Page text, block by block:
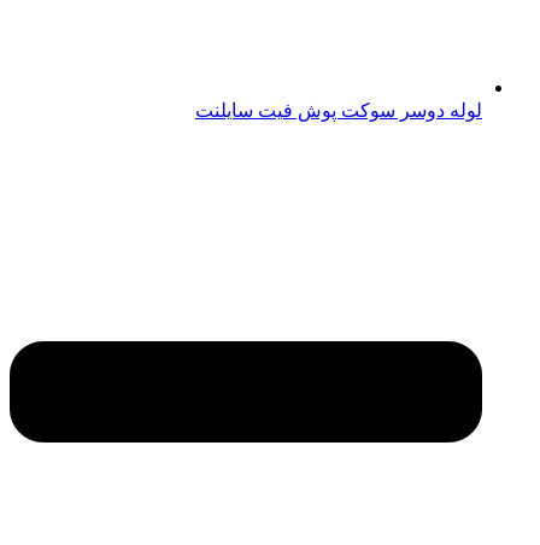
لوله دوسر سوکت پوش فیت سایلنت